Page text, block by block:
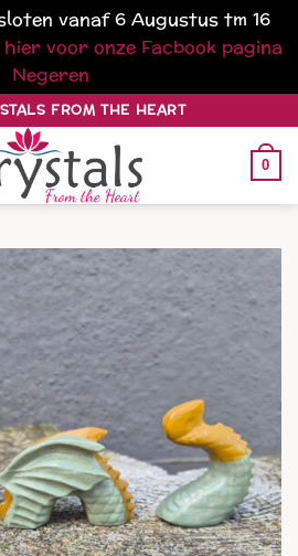
vanaf 6 Augustus tm 16
voor onze Facbook pagina
Negeren
FROM THE HEART
0